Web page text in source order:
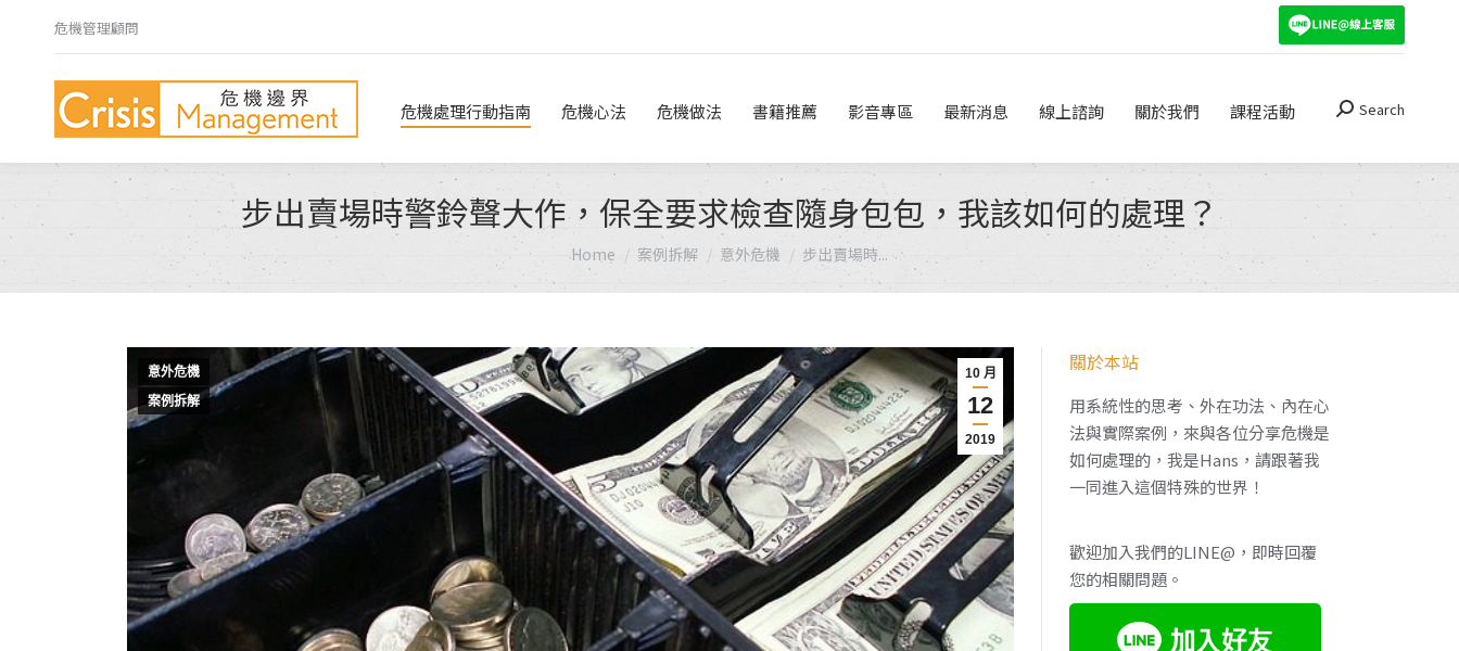
危機管理顧問
危機處理行動指南 危機心法 危機做法 書籍推薦 影音專區 最新消息 線上諮詢 關於我們 課程活動 Search:
Search
步出賣場時警鈴聲大作，保全要求檢查隨身包包，我該如何的處理？
You are here:
Home 案例拆解 意外危機 步出賣場時...
10 月
12
2019
意外危機
案例拆解
關於本站
用系統性的思考、外在功法、內在心
法與實際案例，來與各位分享危機是
如何處理的，我是Hans，請跟著我
一同進入這個特殊的世界！
歡迎加入我們的LINE@，即時回覆
您的相關問題。